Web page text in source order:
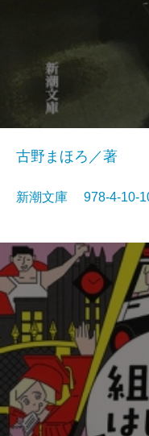
古野まほろ／著
新潮文庫 978-4-10-